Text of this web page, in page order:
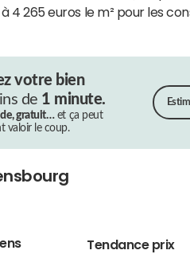
4 265 euros le m² pour les
votre bien
de 1 minute.
gratuit…et ça peut
valoir le coup.
Tendance prix